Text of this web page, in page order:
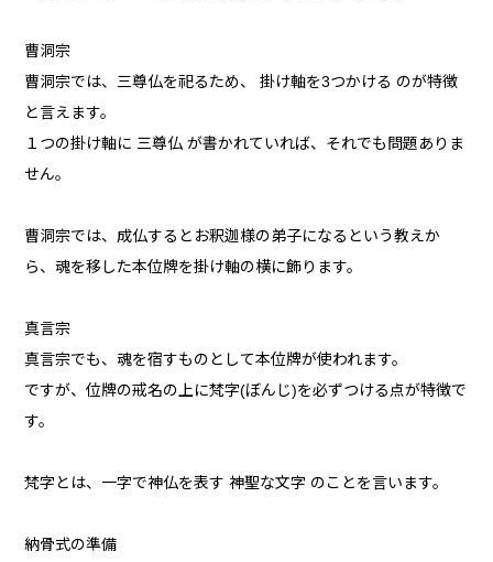
曹洞宗
曹洞宗では、三尊仏を祀るため、 掛け軸を3つかける のが特徴
と言えます。
１つの掛け軸に 三尊仏 が書かれていれば、それでも問題ありま
せん。
曹洞宗では、成仏するとお釈迦様の弟子になるという教えか
ら、魂を移した本位牌を掛け軸の横に飾ります。
真言宗
真言宗でも、魂を宿すものとして本位牌が使われます。
ですが、位牌の戒名の上に梵字(ぼんじ)を必ずつける点が特徴で
す。
梵字とは、一字で神仏を表す 神聖な文字 のことを言います。
納骨式の準備